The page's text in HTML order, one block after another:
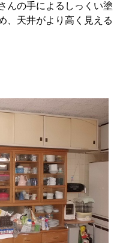
んの手によるしっくい塗
、天井がより高く見える